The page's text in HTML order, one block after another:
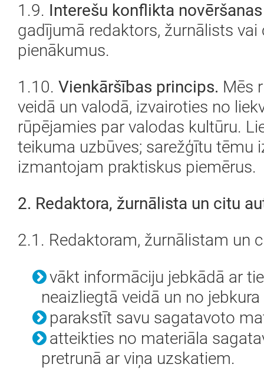
1.9. Interešu konflikta
gadījumā redaktors, žurnālists
pienākumus.
1.10. Vienkāršības princips. Mēs
veidā un valodā, izvairoties no
rūpējamies par valodas kultūru.
teikuma uzbūves; sarežģītu tēmu
izmantojam praktiskus piemērus.
2. Redaktora, žurnālista un citu
2.1. Redaktoram, žurnālistam un
vākt informāciju jebkādā ar
neaizliegtā veidā un no
parakstīt savu sagatavoto
atteikties no materiāla
pretrunā ar viņa uzskatiem.